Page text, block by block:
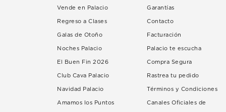
Vende en Palacio
Regreso a Clases
Galas de Otoño
Noches Palacio
El Buen Fin 2026
Club Cava Palacio
Navidad Palacio
Amamos los Puntos
Garantías
Contacto
Facturación
Palacio te escucha
Compra Segura
Rastrea tu pedido
Términos y Condiciones
Canales Oficiales de